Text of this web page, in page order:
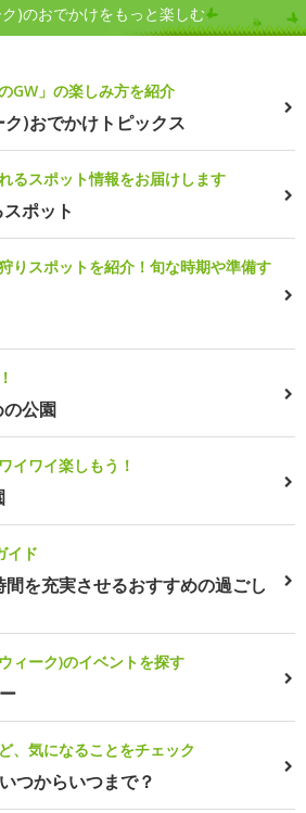
)のおでかけをもっと楽しむ
GW」の楽しみ方を紹介
)おでかけトピックス
るスポット情報をお届けします
ポット
りスポットを紹介！旬な時期や準備す
の公園
イワイ楽しもう！
イド
を充実させるおすすめの過ごし
ィーク)のイベントを探す
、気になることをチェック
つからいつまで？